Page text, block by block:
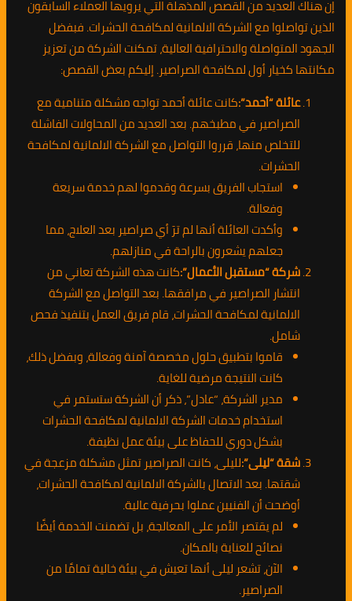
إن هناك العديد من القصص المذهلة التي يرويها العملاء السابقون
الذين تواصلوا مع الشركة الالمانية لمكافحة الحشرات. فبفضل
الجهود المتواصلة والاحترافية العالية، تمكنت الشركة من تعزيز
مكانتها كخيار أول لمكافحة الصراصير. إليكم بعض القصص:
عائلة “أحمد”:كانت عائلة أحمد تواجه مشكلة متنامية مع
الصراصير في مطبخهم. بعد العديد من المحاولات الفاشلة
للتخلص منها، قرروا التواصل مع الشركة الالمانية لمكافحة
الحشرات.
استجاب الفريق بسرعة وقدموا لهم خدمة سريعة
وفعالة.
وأكدت العائلة أنها لم ترَ أي صراصير بعد العلاج، مما
جعلهم يشعرون بالراحة في منازلهم.
شركة “مستقبل الأعمال”:كانت هذه الشركة تعاني من
انتشار الصراصير في مرافقها. بعد التواصل مع الشركة
الالمانية لمكافحة الحشرات، قام فريق العمل بتنفيذ فحص
شامل.
قاموا بتطبيق حلول مخصصة آمنة وفعالة، وبفضل ذلك،
كانت النتيجة مرضية للغاية.
مدير الشركة، “عادل”، ذكر أن الشركة ستستمر في
استخدام خدمات الشركة الالمانية لمكافحة الحشرات
بشكل دوري للحفاظ على بيئة عمل نظيفة.
شقة “ليلى”:لليلى، كانت الصراصير تمثل مشكلة مزعجة في
شقتها. بعد الاتصال بالشركة الالمانية لمكافحة الحشرات،
أوضحت أن الفنيين عملوا بحرفية عالية.
لم يقتصر الأمر على المعالجة، بل تضمنت الخدمة أيضًا
نصائح للعناية بالمكان.
الآن، تشعر ليلى أنها تعيش في بيئة خالية تمامًا من
الصراصير.